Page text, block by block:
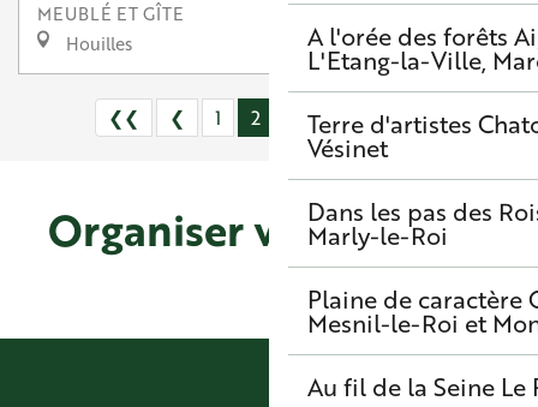
A l'orée des forêts
L'Etang-la-Ville,
Terre d'artistes
Vésinet
Dans les pas des
Marly-le-Roi
Plaine de caractère
Mesnil-le-Roi et
Au fil de la Seine Le
MEUBLÉ ET GÎTE
Houilles
❮❮ ❮ 1 2 5+ 8 ❯ ❯❯
Organiser votre séjour
Agenda Louveciennes